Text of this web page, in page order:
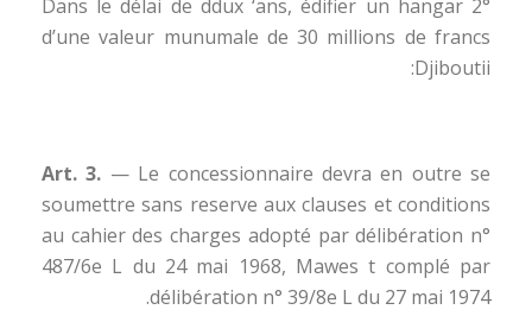
2° Dans le délai de ddux ‘ans, édifier un hangar
d’une valeur munumale de 30 millions de francs
Djiboutii:
Art. 3. — Le concessionnaire devra en outre se
soumettre sans reserve aux clauses et conditions
au cahier des charges adopté par délibération n°
487/6e L du 24 mai 1968, Mawes t complé par
délibération n° 39/8e L du 27 mai 1974.